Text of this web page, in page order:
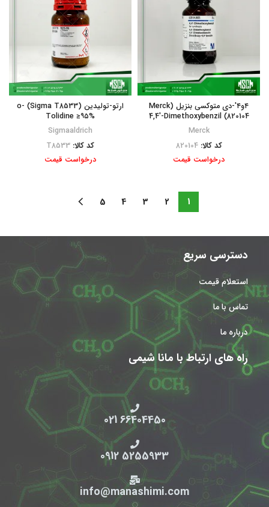
۴و۴′-دی متوکسی بنزیل (Merck
820104) 4,4′-Dimethoxybenzil
Merck
کد کالا:820104
درخواست قیمت
ارتو-تولیدین (Sigma T8533) o-
Tolidine ≥۹۵%
Sigmaaldrich
کد کالا: T8533
درخواست قیمت
1
2
3
4
5
دسترسی سریع
استعلام قیمت
تماس با ما
درباره ما
راه های ارتباط با مانا شیمی
66404450 021
5255933 0912
info@manashimi.com